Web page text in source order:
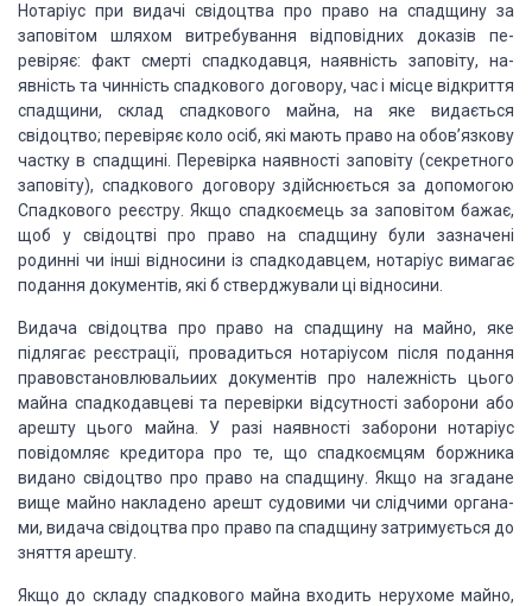
Нотаріус при видачі свідоцтва про право на спадщину за
заповітом шляхом витребування відповідних доказів пе­
ревіряє: фактсмерті спадкодавця, наявність заповіту, на­
явність та чинність спадкового договору, час і місце відкрит­тя
спадщини, склад спадкового майна, на яке видається
свідоцтво; перевіряє коло осіб, які мають право на обов’язко­ву
частку в спадщині. Перевірка наявності заповіту (секрет­ного
заповіту), спадкового договору здійснюється за допо­могою
Спадкового реєстру. Якщо спадкоємець за заповітом бажає,
щоб у свідоцтві про право на спадщину були зазна­чені
родинні чи інші відносини із спадкодавцем, нотаріус ви­магає
подання документів, які б стверджували ці відносини.
Видача свідоцтва про право на спадщину на майно, яке
підлягає реєстрації, провадиться нотаріусом після подання
правовстановлювальиих документів про належність цього
майна спадкодавцеві та перевірки відсутності заборони або
арешту цього майна. У разі наявності заборони нотаріус
повідомляє кредитора про те, що спадкоємцям боржника
видано свідоцтво про право на спадщину. Якщо на згадане
вище майно накладено арешт судовими чи слідчими органа­
ми, видача свідоцтва про право па спадщинузатримується до
зняття арешту.
Якщо до складу спадкового майна входить нерухоме майно,